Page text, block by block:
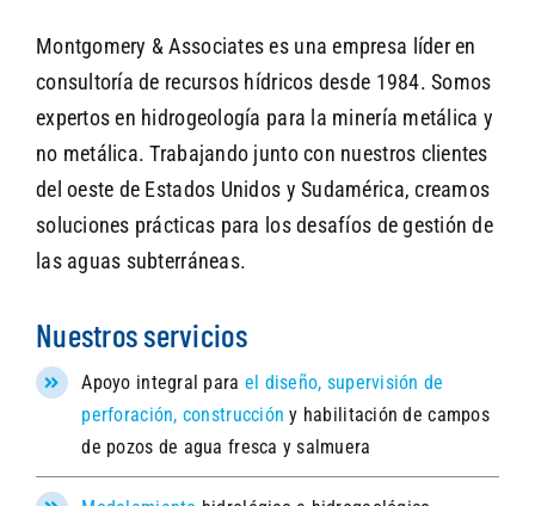
SEARCH
Montgomery & Associates es una empresa líder en
consultoría de recursos hídricos desde 1984. Somos
expertos en hidrogeología para la minería metálica y
no metálica. Trabajando junto con nuestros clientes
del oeste de Estados Unidos y Sudamérica, creamos
soluciones prácticas para los desafíos de gestión de
las aguas subterráneas.
Nuestros servicios
Apoyo integral para el diseño, supervisión de
perforación, construcción y habilitación de campos
de pozos de agua fresca y salmuera